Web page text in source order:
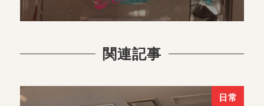
関連記事
日常